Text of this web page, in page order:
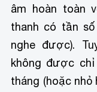
âm hoàn toàn
thanh có tần
nghe được).
không được
tháng (hoặc nhỏ